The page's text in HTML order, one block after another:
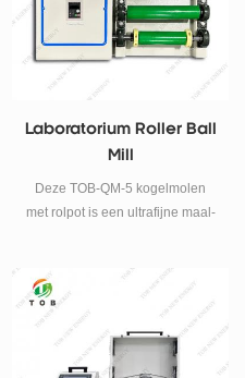
experiment kan tegelijkertijd vier
monsters verkrijgen). Met
functies van klein formaat,
volledig uitgerust, hoog
Laboratorium Roller Ball
Mill
Deze TOB-QM-5 kogelmolen
met rolpot is een ultrafijne maal-
batchproductie.